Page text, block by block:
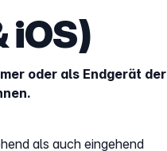
iOS)
oder als Endgerät der
als auch eingehend